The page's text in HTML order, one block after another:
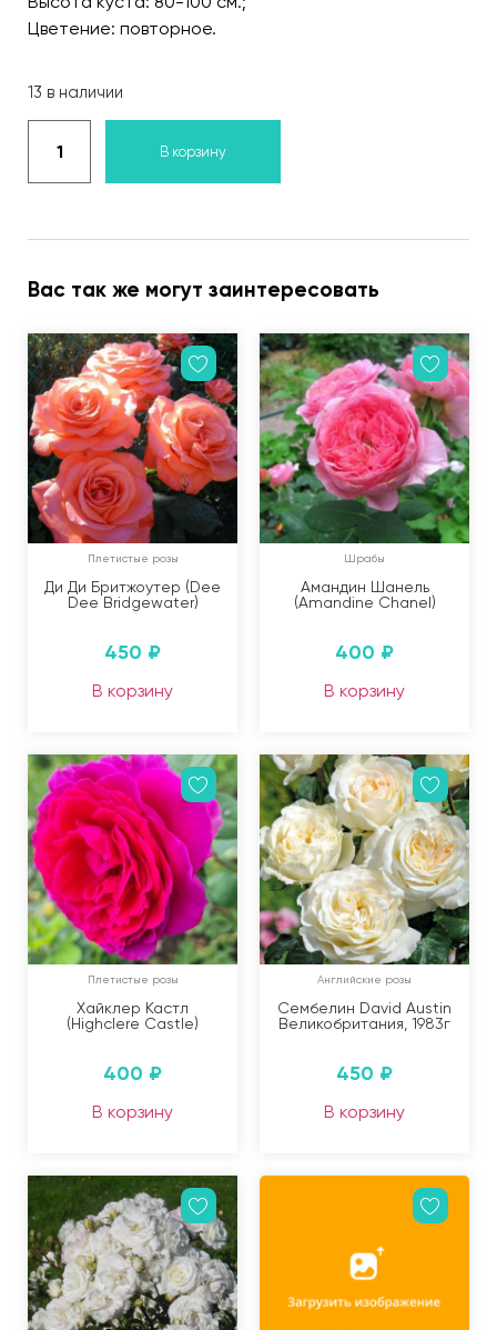
Цветение: повторное.
13 в наличии
В корзину
Вас так же могут заинтересовать
Плетистые розы
Ди Ди Бритжоутер (Dee
Dee Bridgewater)
450 ₽
В корзину
Шрабы
Амандин Шанель
(Amandine Chanel)
400 ₽
В корзину
Плетистые розы
Хайклер Кастл
(Highclere Castle)
400 ₽
В корзину
Английские розы
Сембелин David Austin
Великобритания, 1983г
450 ₽
В корзину